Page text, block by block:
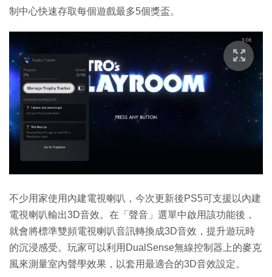
制中心快速存取每個遊戲最多5個獎盃。
不少用家使用內建電視喇叭，今次更新後PS5可支援以內建
電視喇叭輸出3D音效。在「聲音」選單中啟用該功能後，
就會將標準雙頻電視喇叭音訊轉換成3D音效，提升遊玩時
的沉浸感受。玩家可以利用DualSense無線控制器上的麥克
風來測量室內聲學效果，以套用最適合的3D音效設定。